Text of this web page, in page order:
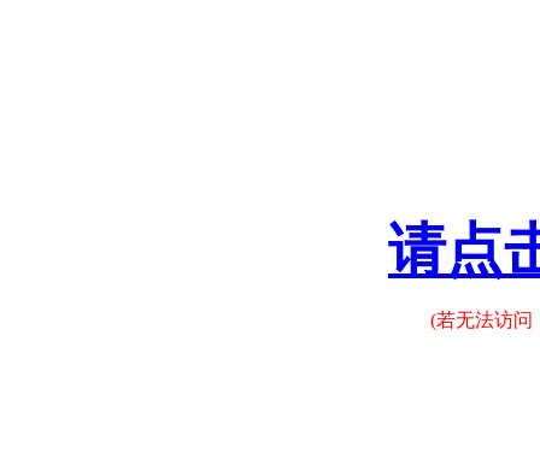
请点
(若无法访问